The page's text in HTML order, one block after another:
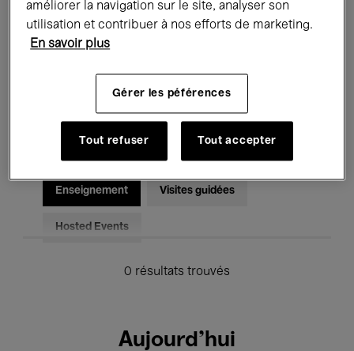
Rencontres & Débats Jazz
Musique électronique
Enseignement Visites guidées
Hosted Events
0 résultats trouvés
Aujourd'hui
améliorer la navigation sur le site, analyser son
utilisation et contribuer à nos efforts de marketing.
En savoir plus
Gérer les péférences
Tout refuser Tout accepter